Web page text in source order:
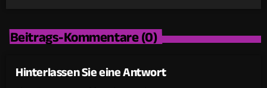
Beitrags-Kommentare (0)
Hinterlassen Sie eine Antwort